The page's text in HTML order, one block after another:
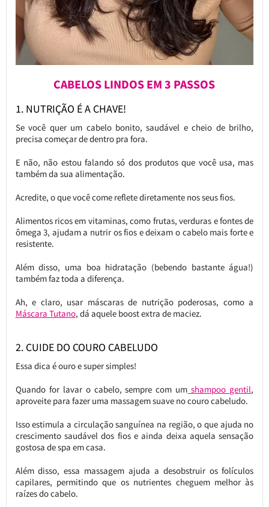
CABELOS LINDOS EM 3 PASSOS
1. NUTRIÇÃO É A CHAVE!
Se você quer um cabelo bonito, saudável e cheio de brilho,
precisa começar de dentro pra fora.
E não, não estou falando só dos produtos que você usa, mas
também da sua alimentação.
Acredite, o que você come reflete diretamente nos seus fios.
Alimentos ricos em vitaminas, como frutas, verduras e fontes de
ômega 3, ajudam a nutrir os fios e deixam o cabelo mais forte e
resistente.
Além disso, uma boa hidratação (bebendo bastante água!)
também faz toda a diferença.
Ah, e claro, usar máscaras de nutrição poderosas, como a
Máscara Tutano, dá aquele boost extra de maciez.
2. CUIDE DO COURO CABELUDO
Essa dica é ouro e super simples!
Quando for lavar o cabelo, sempre com um shampoo gentil,
aproveite para fazer uma massagem suave no couro cabeludo.
Isso estimula a circulação sanguínea na região, o que ajuda no
crescimento saudável dos fios e ainda deixa aquela sensação
gostosa de spa em casa.
Além disso, essa massagem ajuda a desobstruir os folículos
capilares, permitindo que os nutrientes cheguem melhor às
raízes do cabelo.